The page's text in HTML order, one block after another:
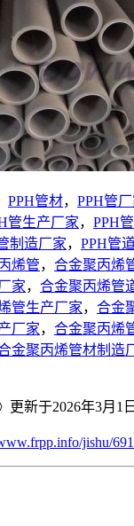
PPH管材， PPH管
管生产厂家， PPH
制造厂家， PPH管
烯管， 合金聚丙烯
家， 合金聚丙烯管
管生产厂家， 合金
厂家， 合金聚丙烯
金聚丙烯管材制造
更新于2026年3月1日
jishu/